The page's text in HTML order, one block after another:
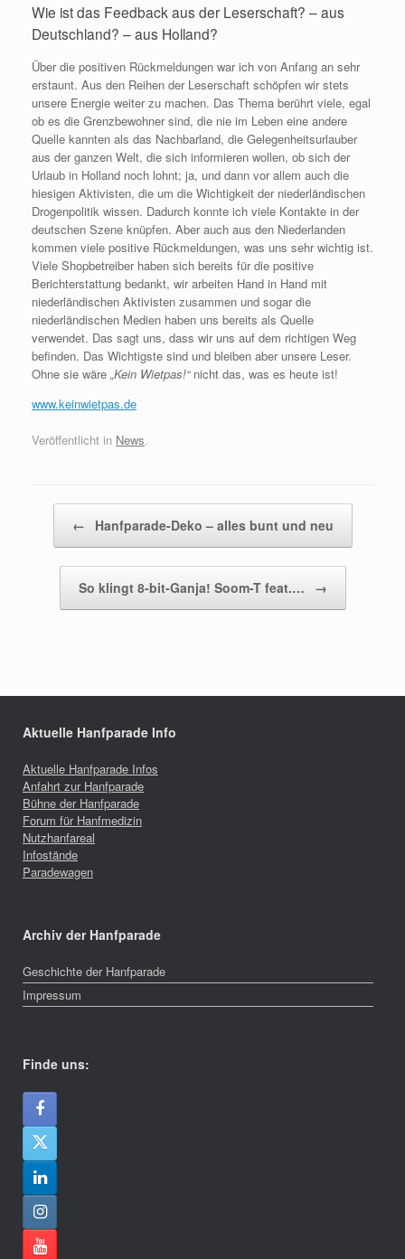
Wie ist das Feedback aus der Leserschaft? – aus
Deutschland? – aus Holland?
Über die positiven Rückmeldungen war ich von Anfang an sehr
erstaunt. Aus den Reihen der Leserschaft schöpfen wir stets
unsere Energie weiter zu machen. Das Thema berührt viele, egal
ob es die Grenzbewohner sind, die nie im Leben eine andere
Quelle kannten als das Nachbarland, die Gelegenheitsurlauber
aus der ganzen Welt, die sich informieren wollen, ob sich der
Urlaub in Holland noch lohnt; ja, und dann vor allem auch die
hiesigen Aktivisten, die um die Wichtigkeit der niederländischen
Drogenpolitik wissen. Dadurch konnte ich viele Kontakte in der
deutschen Szene knüpfen. Aber auch aus den Niederlanden
kommen viele positive Rückmeldungen, was uns sehr wichtig ist.
Viele Shopbetreiber haben sich bereits für die positive
Berichterstattung bedankt, wir arbeiten Hand in Hand mit
niederländischen Aktivisten zusammen und sogar die
niederländischen Medien haben uns bereits als Quelle
verwendet. Das sagt uns, dass wir uns auf dem richtigen Weg
befinden. Das Wichtigste sind und bleiben aber unsere Leser.
Ohne sie wäre „Kein Wietpas!“nicht das, was es heute ist!
www.keinwietpas.de
Veröffentlicht in News.
← Hanfparade-Deko – alles bunt und neu
So klingt 8-bit-Ganja! Soom-T feat.… →
Aktuelle Hanfparade Info
Aktuelle Hanfparade Infos
Anfahrt zur Hanfparade
Bühne der Hanfparade
Forum für Hanfmedizin
Nutzhanfareal
Infostände
Paradewagen
Archiv der Hanfparade
Geschichte der Hanfparade
Impressum
Finde uns: